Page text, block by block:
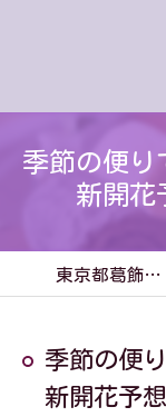
季節の便り
新開花
東京都葛飾区のダイエットなら七つ星
季節の便
新開花予